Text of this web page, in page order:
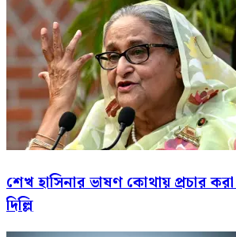
শেখ হাসিনার ভাষণ কোথায় প্রচার
দিল্লি